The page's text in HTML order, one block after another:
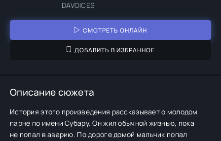
DAVOICES
СМОТРЕТЬ ОНЛАЙН
ДОБАВИТЬ В ИЗБРАННОЕ
Описание сюжета
История этого произведения рассказывает о молодом
парне по имени Субару. Он жил обычной жизнью, пока
не попал в аварию. По дороге домой мальчик попал